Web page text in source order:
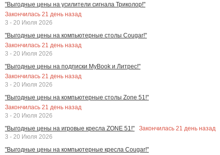
"Выгодные цены на усилители сигнала Триколор!"
Закончилась 21 день назад
3 - 20 Июля 2026
"Выгодные цены на компьютерные столы Cougar!"
Закончилась 21 день назад
3 - 20 Июля 2026
"Выгодные цены на подписки MyBook и Литрес!"
Закончилась 21 день назад
3 - 20 Июля 2026
"Выгодные цены на компьютерные столы Zone 51!"
Закончилась 21 день назад
3 - 20 Июля 2026
"Выгодные цены на игровые кресла ZONE 51!"
Закончилась 21 день назад
3 - 20 Июля 2026
"Выгодные цены на компьютерные кресла Cougar!"